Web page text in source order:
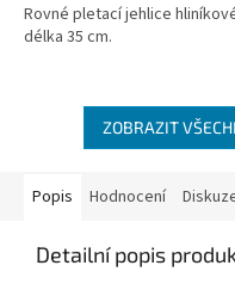
Rovné pletací jehlice
délka 35 cm.
ZOBRAZIT
Popis Hodnocení
Detailní popis